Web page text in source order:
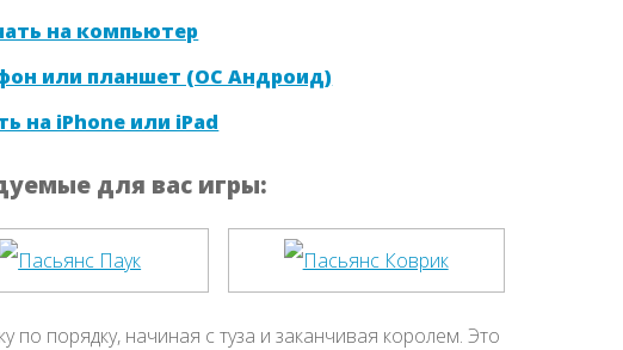
на компьютер
или планшет (ОС Андроид)
на iPhone или iPad
для вас игры:
порядку, начиная с туза и заканчивая королем. Это